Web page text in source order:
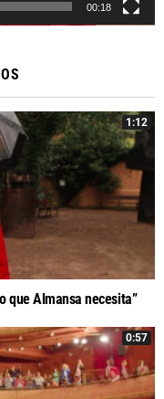
00:18
1:12
que Almansa necesita”
0:57